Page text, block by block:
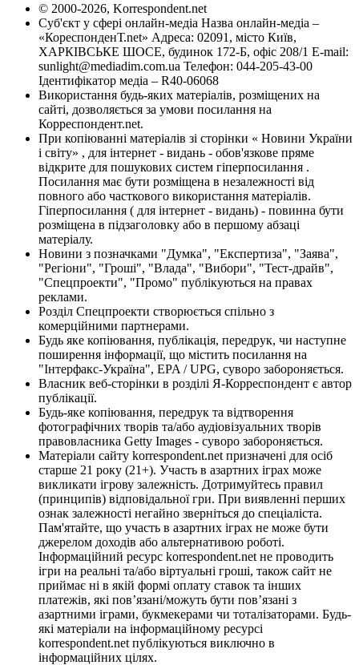
© 2000-2026, Korrespondent.net
Суб'єкт у сфері онлайн-медіа Назва онлайн-медіа –
«КореспонденТ.net» Адреса: 02091, місто Київ,
ХАРКІВСЬКЕ ШОСЕ, будинок 172-Б, офіс 208/1 E-mail:
sunlight@mediadim.com.ua Телефон: 044-205-43-00
Ідентифікатор медіа – R40-06068
Використання будь-яких матеріалів, розміщених на
сайті, дозволяється за умови посилання на
Корреспондент.net.
При копіюванні матеріалів зі сторінки « Новини України
і світу» , для інтернет - видань - обов'язкове пряме
відкрите для пошукових систем гіперпосилання .
Посилання має бути розміщена в незалежності від
повного або часткового використання матеріалів.
Гіперпосилання ( для інтернет - видань) - повинна бути
розміщена в підзаголовку або в першому абзаці
матеріалу.
Новини з позначками "Думка", "Експертиза", "Заява",
"Регіони", "Гроші", "Влада", "Вибори", "Тест-драйв",
"Спецпроекти", "Промо" публікуються на правах
реклами.
Розділ Спецпроекти створюється спільно з
комерційними партнерами.
Будь яке копіювання, публікація, передрук, чи наступне
поширення інформації, що містить посилання на
"Інтерфакс-Україна", EPA / UPG, суворо забороняється.
Власник веб-сторінки в розділі Я-Корреспондент є автор
публікації.
Будь-яке копіювання, передрук та відтворення
фотографічних творів та/або аудіовізуальних творів
правовласника Getty Images - суворо забороняється.
Матеріали сайту korrespondent.net призначені для осіб
старше 21 року (21+). Участь в азартних іграх може
викликати ігрову залежність. Дотримуйтесь правил
(принципів) відповідальної гри. При виявленні перших
ознак залежності негайно зверніться до спеціаліста.
Пам'ятайте, що участь в азартних іграх не може бути
джерелом доходів або альтернативою роботі.
Інформаційний ресурс korrespondent.net не проводить
ігри на реальні та/або віртуальні гроші, також сайт не
приймає ні в якій формі оплату ставок та інших
платежів, які пов’язані/можуть бути пов’язані з
азартними іграми, букмекерами чи тоталізаторами. Будь-
які матеріали на інформаційному ресурсі
korrespondent.net публікуються виключно в
інформаційних цілях.